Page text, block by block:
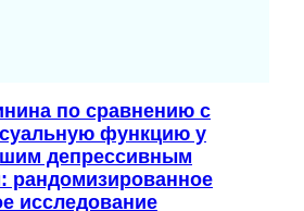
по сравнению с
функцию у
депрессивным
рандомизированное
исследование